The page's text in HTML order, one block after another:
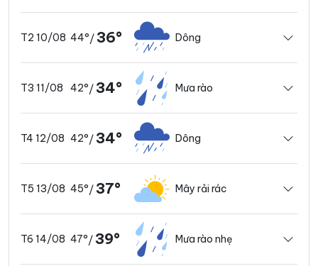
T2 10/08 44°/ 36° Dông
T3 11/08 42°/ 34° Mưa rào
T4 12/08 42°/ 34° Dông
T5 13/08 45°/ 37° Mây rải rác
T6 14/08 47°/ 39° Mưa rào nhẹ